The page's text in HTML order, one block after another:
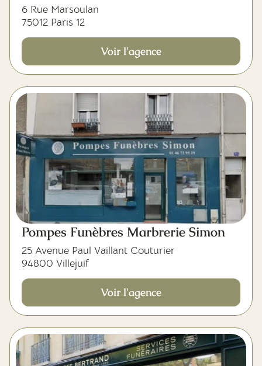
6 Rue Marsoulan
75012 Paris 12
Voir l'agence
Pompes Funèbres Marbrerie Simon
25 Avenue Paul Vaillant Couturier
94800 Villejuif
Voir l'agence